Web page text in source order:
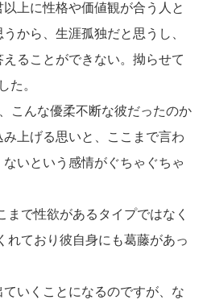
上に性格や価値観が合う人と
から、生涯孤独だと思うし、
ることができない。拗らせて
た。
こんな優柔不断な彼だったのか
上げる思いと、ここまで言わ
いという感情がぐちゃぐちゃ
まで性欲があるタイプではなく
れており彼自身にも葛藤があっ
いくことになるのですが、な